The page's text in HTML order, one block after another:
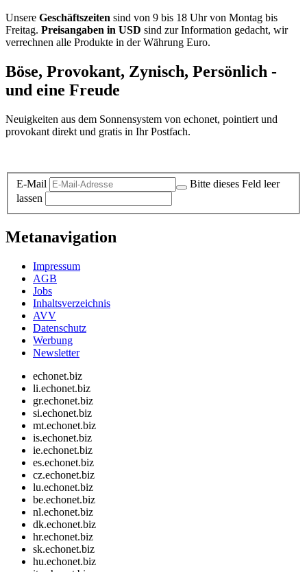
Unsere Geschäftszeiten sind von 9 bis 18 Uhr von Montag bis
Freitag. Preisangaben in USD sind zur Information gedacht, wir
verrechnen alle Produkte in der Währung Euro.
Böse, Provokant, Zynisch, Persönlich -
und eine Freude
Neuigkeiten aus dem Sonnensystem von echonet, pointiert und
provokant direkt und gratis in Ihr Postfach.
E-Mail
Bitte dieses Feld leer
lassen
Metanavigation
Impressum
AGB
Jobs
Inhaltsverzeichnis
AVV
Datenschutz
Werbung
Newsletter
echonet.biz
li.echonet.biz
gr.echonet.biz
si.echonet.biz
mt.echonet.biz
is.echonet.biz
ie.echonet.biz
es.echonet.biz
cz.echonet.biz
lu.echonet.biz
be.echonet.biz
nl.echonet.biz
dk.echonet.biz
hr.echonet.biz
sk.echonet.biz
hu.echonet.biz